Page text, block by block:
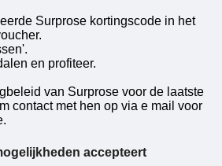
Surprose kortingscode in het
en profiteer.
van Surprose voor de laatste
contact met hen op via e mail voor
accepteert